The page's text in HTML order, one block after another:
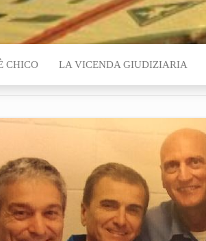
CHICO LA VICENDA GIUDIZIARIA